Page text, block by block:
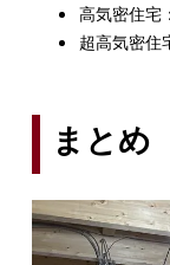
高気密住宅
超高気密
まとめ